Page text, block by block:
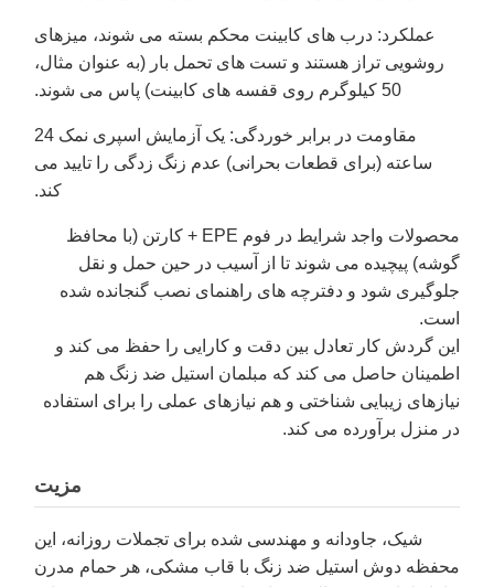
عملکرد: درب های کابینت محکم بسته می شوند، میزهای
روشویی تراز هستند و تست های تحمل بار (به عنوان مثال،
50 کیلوگرم روی قفسه های کابینت) پاس می شوند.
مقاومت در برابر خوردگی
: یک آزمایش اسپری نمک 24
ساعته (برای قطعات بحرانی) عدم زنگ زدگی را تایید می
کند.
محصولات واجد شرایط در فوم EPE + کارتن (با محافظ
گوشه) پیچیده می شوند تا از آسیب در حین حمل و نقل
جلوگیری شود و دفترچه های راهنمای نصب گنجانده شده
است.
این گردش کار تعادل بین دقت و کارایی را حفظ می کند و
اطمینان حاصل می کند که مبلمان استیل ضد زنگ هم
نیازهای زیبایی شناختی و هم نیازهای عملی را برای استفاده
در منزل برآورده می کند.
مزیت
شیک، جاودانه و مهندسی شده برای تجملات روزانه، این
محفظه دوش استیل ضد زنگ با قاب مشکی، هر حمام مدرن